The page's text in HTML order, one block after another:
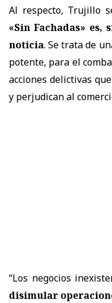
Al respecto, Trujillo
«Sin Fachadas»
noticia. Se trata de
potente, para el
acciones delictivas
y perjudican al
“Los negocios
disimular